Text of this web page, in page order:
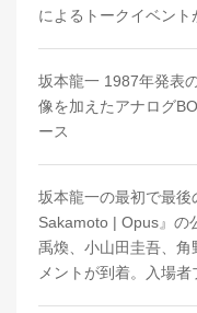
によるトークイベント
坂本龍一 1987年発表
像を加えたアナログ
ース
坂本龍一の最初で最
Sakamoto | Opus』の
禹煥、小山田圭吾、角
メントが到着。入場